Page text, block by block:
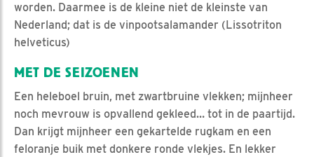
worden. Daarmee is de kleine niet de kleinste van
Nederland; dat is de vinpootsalamander (Lissotriton
helveticus)
MET DE SEIZOENEN
Een heleboel bruin, met zwartbruine vlekken; mijnheer
noch mevrouw is opvallend gekleed… tot in de paartijd.
Dan krijgt mijnheer een gekartelde rugkam en een
feloranje buik met donkere ronde vlekjes. En lekker